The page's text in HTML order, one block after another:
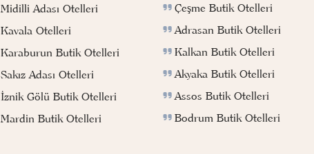
Midilli Adası Otelleri
Kavala Otelleri
Karaburun Butik Otelleri
Sakız Adası Otelleri
İznik Gölü Butik Otelleri
Mardin Butik Otelleri
Çeşme Butik Otelleri
Adrasan Butik Otelleri
Kalkan Butik Otelleri
Akyaka Butik Otelleri
Assos Butik Otelleri
Bodrum Butik Otelleri